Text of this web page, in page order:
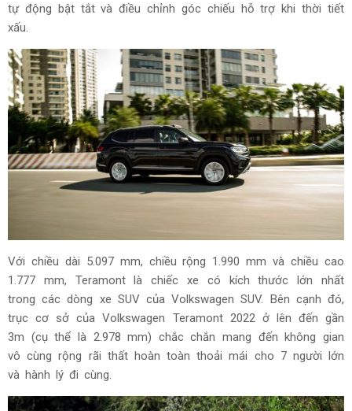
tự động bật tắt và điều chỉnh góc chiếu hỗ trợ khi thời tiết
xấu.
Với chiều dài 5.097 mm, chiều rộng 1.990 mm và chiều cao
1.777 mm, Teramont là chiếc xe có kích thước lớn nhất
trong các dòng xe SUV của Volkswagen SUV. Bên cạnh đó,
trục cơ sở của Volkswagen Teramont 2022 ở lên đến gần
3m (cụ thể là 2.978 mm) chắc chắn mang đến không gian
vô cùng rộng rãi thất hoàn toàn thoải mái cho 7 người lớn
và hành lý đi cùng.